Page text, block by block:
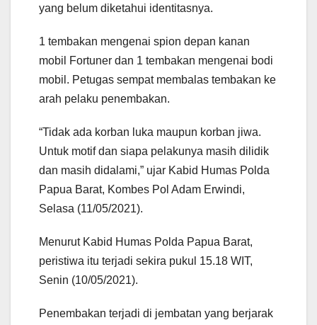
yang belum diketahui identitasnya.
1 tembakan mengenai spion depan kanan
mobil Fortuner dan 1 tembakan mengenai bodi
mobil. Petugas sempat membalas tembakan ke
arah pelaku penembakan.
“Tidak ada korban luka maupun korban jiwa.
Untuk motif dan siapa pelakunya masih dilidik
dan masih didalami,” ujar Kabid Humas Polda
Papua Barat, Kombes Pol Adam Erwindi,
Selasa (11/05/2021).
Menurut Kabid Humas Polda Papua Barat,
peristiwa itu terjadi sekira pukul 15.18 WIT,
Senin (10/05/2021).
Penembakan terjadi di jembatan yang berjarak